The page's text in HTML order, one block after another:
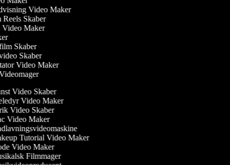
Video Maker
Reels Skaber
Video Maker
Skaber
Skaber
Video Maker
Video Skaber
Video Maker
Video Skaber
Video Maker
Tutorial Video Maker
Video Maker
Filmmager